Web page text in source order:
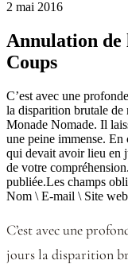
2 mai 2016
Annulation de
Coups
C’est avec une
la disparition brutale de
Monade Nomade. Il
une peine immense. En
qui devait avoir lieu en
de votre
publiée.Les champs
Nom \ E-mail \ Site
C’est avec une
jours la disparition